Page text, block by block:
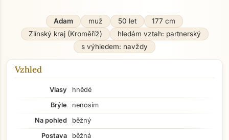
Adam muž 50 let
177 cm
Zlínský kraj (Kroměříž)
hledám vztah: partnerský
s výhledem: navždy
Vzhled
Vlasy
hnědé
Brýle
nenosím
Na pohled
běžný
Postava
běžná